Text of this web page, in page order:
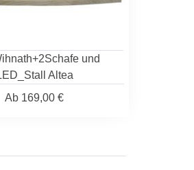
und
Altea
Ab169,00 €